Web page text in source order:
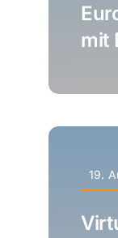
mit
19.